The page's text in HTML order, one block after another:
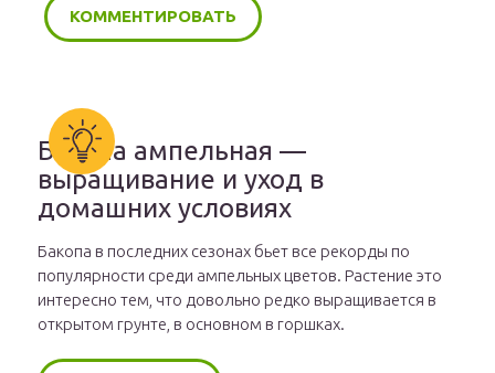
Бакопа ампельная —
выращивание и уход в
домашних условиях
Бакопа в последних сезонах бьет все рекорды по
популярности среди ампельных цветов. Растение это
интересно тем, что довольно редко выращивается в
открытом грунте, в основном в горшках.